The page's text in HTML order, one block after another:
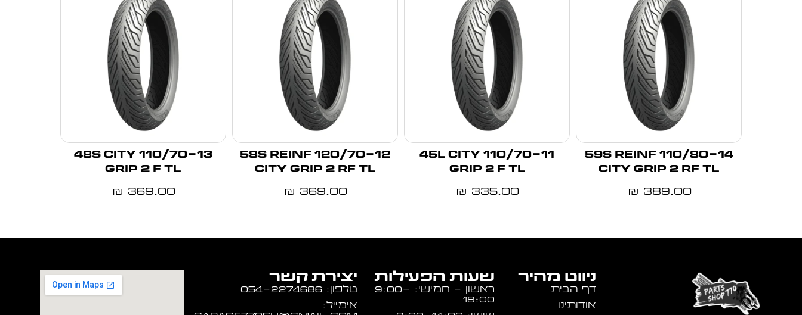
110/80-14 59S REINF
CITY GRIP 2 RF TL
389.00
₪
110/70-11 45L CITY
GRIP 2 F TL
335.00
₪
120/70-12 58S REINF
CITY GRIP 2 RF TL
369.00
₪
110/70-13 48S CITY
GRIP 2 F TL
369.00
₪
ניווט מהיר
דף הבית
אודותינו
שעות הפעילות
ראשון - חמישי: 9:00-
18:00
יצירת קשר
טלפון: 054-2274686
אימייל: